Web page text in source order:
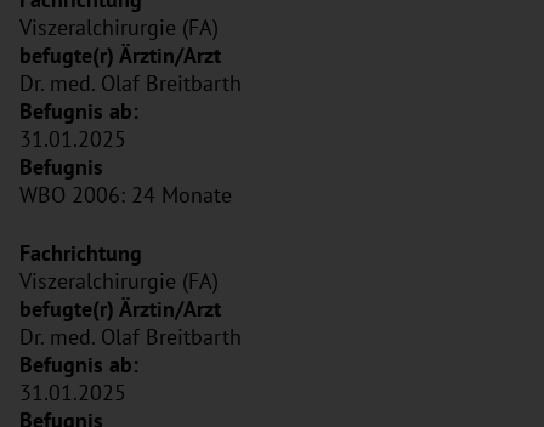
Viszeralchirurgie (FA)
Dr. med. Olaf Breitbarth
31.01.2025
WBO 2006: 24 Monate
Viszeralchirurgie (FA)
Dr. med. Olaf Breitbarth
31.01.2025